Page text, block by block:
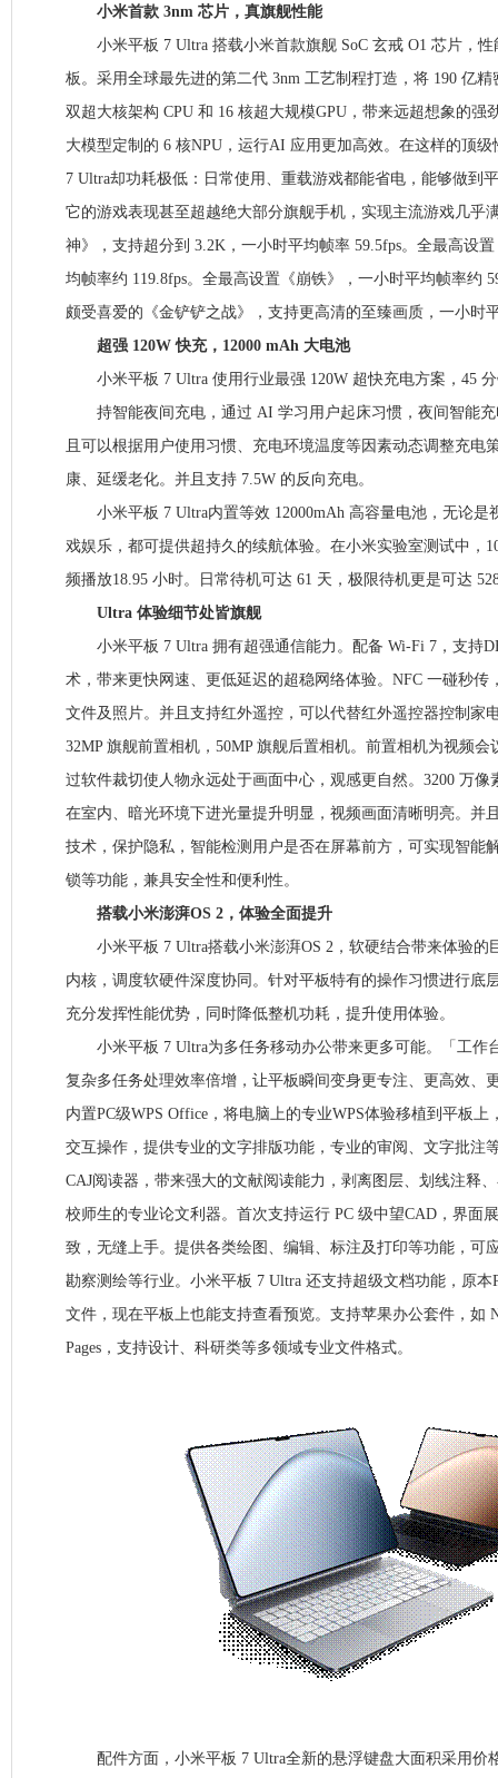
小米首款 3nm 芯片，真旗舰性能
小米平板 7 Ultra 搭载小米首款旗舰 SoC 玄戒 O1 芯片，性
板。采用全球最先进的第二代 3nm 工艺制程打造，将 190 亿
双超大核架构 CPU 和 16 核超大规模GPU，带来远超想象的强
大模型定制的 6 核NPU，运行AI 应用更加高效。在这样的顶
7 Ultra却功耗极低：日常使用、重载游戏都能省电，能够做到
它的游戏表现甚至超越绝大部分旗舰手机，实现主流游戏几乎
神》，支持超分到 3.2K，一小时平均帧率 59.5fps。全最高设
均帧率约 119.8fps。全最高设置《崩铁》，一小时平均帧率约
颇受喜爱的《金铲铲之战》，支持更高清的至臻画质，一小时
超强 120W 快充，12000 mAh 大电池
小米平板 7 Ultra 使用行业最强 120W 超快充电方案，45 分
持智能夜间充电，通过 AI 学习用户起床习惯，夜间智能充
且可以根据用户使用习惯、充电环境温度等因素动态调整充电
康、延缓老化。并且支持 7.5W 的反向充电。
小米平板 7 Ultra内置等效 12000mAh 高容量电池，无论是
戏娱乐，都可提供超持久的续航体验。在小米实验室测试中，
频播放18.95 小时。日常待机可达 61 天，极限待机更是可达
Ultra 体验细节处皆旗舰
小米平板 7 Ultra 拥有超强通信能力。配备 Wi-Fi 7，支持
术，带来更快网速、更低延迟的超稳网络体验。NFC 一碰秒传
文件及照片。并且支持红外遥控，可以代替红外遥控器控制家
32MP 旗舰前置相机，50MP 旗舰后置相机。前置相机为视频
过软件裁切使人物永远处于画面中心，观感更自然。3200 万
在室内、暗光环境下进光量提升明显，视频画面清晰明亮。并
技术，保护隐私，智能检测用户是否在屏幕前方，可实现智能
锁等功能，兼具安全性和便利性。
搭载小米澎湃OS 2，体验全面提升
小米平板 7 Ultra搭载小米澎湃OS 2，软硬结合带来体验的
内核，调度软硬件深度协同。针对平板特有的操作习惯进行底
充分发挥性能优势，同时降低整机功耗，提升使用体验。
小米平板 7 Ultra为多任务移动办公带来更多可能。「工作
复杂多任务处理效率倍增，让平板瞬间变身更专注、更高效、
内置PC级WPS Office，将电脑上的专业WPS体验移植到平板
交互操作，提供专业的文字排版功能，专业的审阅、文字批注
CAJ阅读器，带来强大的文献阅读能力，剥离图层、划线注释
校师生的专业论文利器。首次支持运行 PC 级中望CAD，界面
致，无缝上手。提供各类绘图、编辑、标注及打印等功能，可
勘察测绘等行业。小米平板 7 Ultra 还支持超级文档功能，原本
文件，现在平板上也能支持查看预览。支持苹果办公套件，如
Pages，支持设计、科研类等多领域专业文件格式。
配件方面，小米平板 7 Ultra全新的悬浮键盘大面积采用价